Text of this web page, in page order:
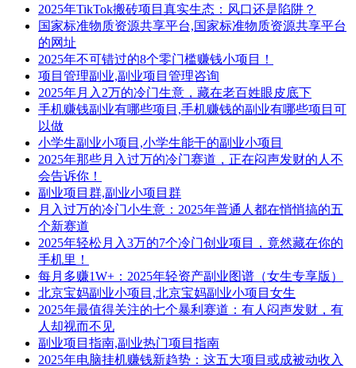
2025年TikTok搬砖项目真实生态：风口还是陷阱？
国家标准物质资源共享平台,国家标准物质资源共享平台
的网址
2025年不可错过的8个零门槛赚钱小项目！
项目管理副业,副业项目管理咨询
2025年月入2万的冷门生意，藏在老百姓眼皮底下
手机赚钱副业有哪些项目,手机赚钱的副业有哪些项目可
以做
小学生副业小项目,小学生能干的副业小项目
2025年那些月入过万的冷门赛道，正在闷声发财的人不
会告诉你！
副业项目群,副业小项目群
月入过万的冷门小生意：2025年普通人都在悄悄搞的五
个新赛道
2025年轻松月入3万的7个冷门创业项目，竟然藏在你的
手机里！
每月多赚1W+：2025年轻资产副业图谱（女生专享版）
北京宝妈副业小项目,北京宝妈副业小项目女生
2025年最值得关注的七个暴利赛道：有人闷声发财，有
人却视而不见
副业项目指南,副业热门项目指南
2025年电脑挂机赚钱新趋势：这五大项目或成被动收入